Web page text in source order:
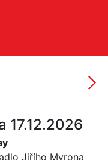
17.12.2026
Jiřího Myrona